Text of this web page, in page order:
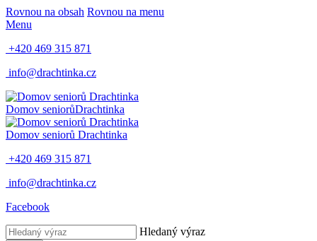
Rovnou na obsah Rovnou na menu
Menu
+420 469 315 871
info@drachtinka.cz
Domov seniorůDrachtinka
Domov seniorů Drachtinka
+420 469 315 871
info@drachtinka.cz
Facebook
Hledaný výraz